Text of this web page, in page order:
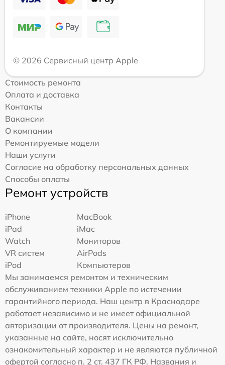
© 2026 Сервисный центр Apple
Стоимость ремонта
Оплата и доставка
Контакты
Вакансии
О компании
Ремонтируемые модели
Наши услуги
Согласие на обработку персональных данных
Способы оплаты
Ремонт устройств
iPhone
MacBook
iPad
iMac
Watch
Мониторов
VR систем
AirPods
iPod
Компьютеров
Мы занимаемся ремонтом и техническим
обслуживанием техники Apple по истечении
гарантийного периода. Наш центр в Краснодаре
работает независимо и не имеет официальной
авторизации от производителя. Цены на ремонт,
указанные на сайте, носят исключительно
ознакомительный характер и не являются публичной
офертой согласно п. 2 ст. 437 ГК РФ. Названия и